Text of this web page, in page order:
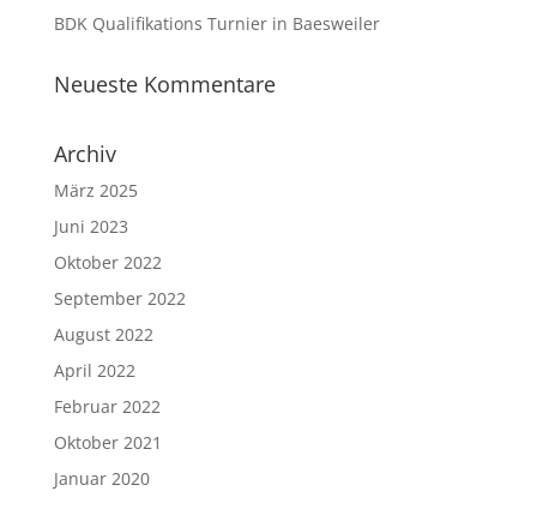
BDK Qualifikations Turnier in Baesweiler
Neueste Kommentare
Archiv
März 2025
Juni 2023
Oktober 2022
September 2022
August 2022
April 2022
Februar 2022
Oktober 2021
Januar 2020